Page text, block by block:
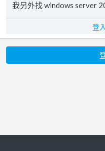
我另外找 windows server
登